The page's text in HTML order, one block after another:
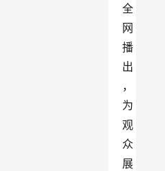
全
网
播
出
，
为
观
众
展